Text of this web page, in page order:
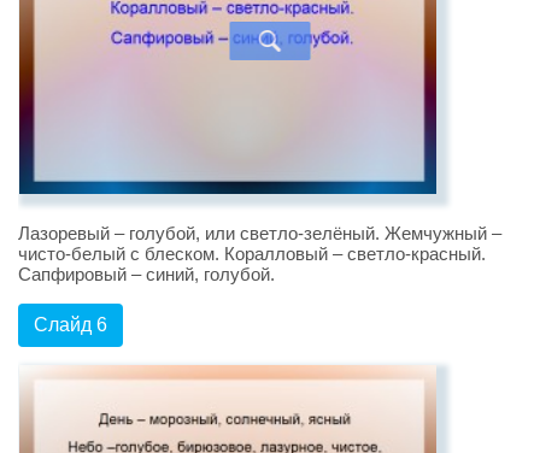
Лазоревый – голубой, или светло-зелёный. Жемчужный –
чисто-белый с блеском. Коралловый – светло-красный.
Сапфировый – синий, голубой.
Слайд 6